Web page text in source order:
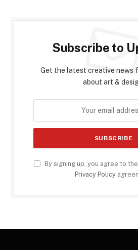
Subscribe to
Get the latest creative news
about art &
By signing up, you agree to
Privacy Policy